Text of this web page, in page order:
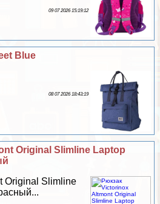
09 07 2026 15:19:12
Blue
08 07 2026 18:43:19
Original Slimline Laptop
Original Slimline